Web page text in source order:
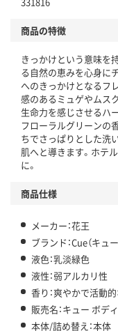
商品の特徴
きっかけという意味を
る自然の恵みを心身に
へのきっかけとなるフ
感のあるミュゲやムス
生命力を感じさせるハ
フローラルグリーンの
ちでさっぱりとした洗
肌へと導きます。ホテ
に。
商品仕様
メーカー：花王
ブランド：Cue（キュー
液色：乳淡緑色
液性：弱アルカリ性
香り：爽やかで活動
販売名：キュー ボデ
本体/詰め替え：本体